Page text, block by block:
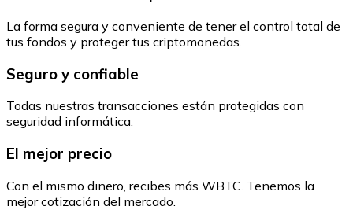
La forma segura y conveniente de tener el control total de
tus fondos y proteger tus criptomonedas.
Seguro y confiable
Todas nuestras transacciones están protegidas con
seguridad informática.
El mejor precio
Con el mismo dinero, recibes más WBTC. Tenemos la
mejor cotización del mercado.